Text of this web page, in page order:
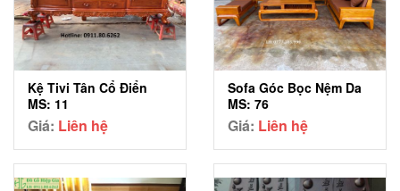
Kệ Tivi Tân Cổ Điển
MS: 11
Giá: Liên hệ
Sofa Góc Bọc Nệm Da
MS: 76
Giá: Liên hệ